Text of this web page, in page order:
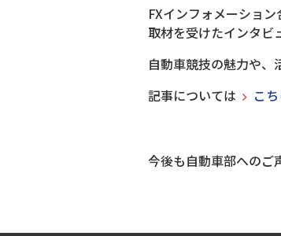
FXインフォメーショ
取材を受けたインタビ
自動車競技の魅力や、
記事については
こ
今後も自動車部へのご